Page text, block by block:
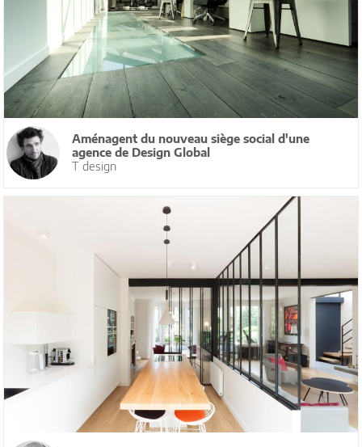
Aménagent du nouveau siège social d'une
agence de Design Global
T design